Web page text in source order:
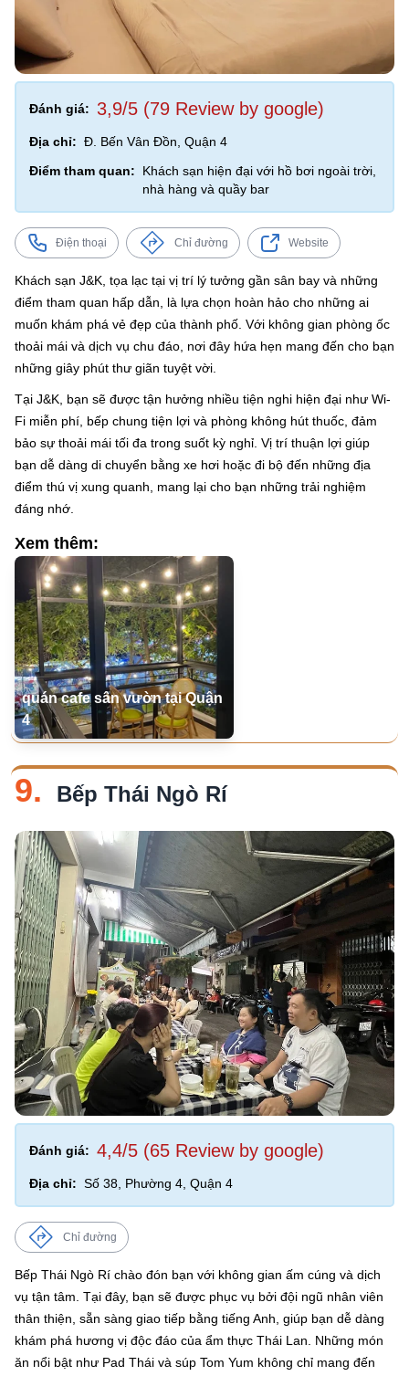
Đánh giá: 3,9/5 (79 Review by google)
Địa chỉ: Đ. Bến Vân Đồn, Quận 4
Điểm tham quan:
Khách sạn hiện đại với hồ bơi ngoài trời,
nhà hàng và quầy bar
Điện thoại Chỉ đường Website
Khách sạn J&K, tọa lạc tại vị trí lý tưởng gần sân bay và những
điểm tham quan hấp dẫn, là lựa chọn hoàn hảo cho những ai
muốn khám phá vẻ đẹp của thành phố. Với không gian phòng ốc
thoải mái và dịch vụ chu đáo, nơi đây hứa hẹn mang đến cho bạn
những giây phút thư giãn tuyệt vời.
Tại J&K, bạn sẽ được tận hưởng nhiều tiện nghi hiện đại như Wi-
Fi miễn phí, bếp chung tiện lợi và phòng không hút thuốc, đảm
bảo sự thoải mái tối đa trong suốt kỳ nghỉ. Vị trí thuận lợi giúp
bạn dễ dàng di chuyển bằng xe hơi hoặc đi bộ đến những địa
điểm thú vị xung quanh, mang lại cho bạn những trải nghiệm
đáng nhớ.
Xem thêm:
quán cafe sân vườn tại Quận
4
9. Bếp Thái Ngò Rí
Đánh giá: 4,4/5 (65 Review by google)
Địa chỉ: Số 38, Phường 4, Quận 4
Chỉ đường
Bếp Thái Ngò Rí chào đón bạn với không gian ấm cúng và dịch
vụ tận tâm. Tại đây, bạn sẽ được phục vụ bởi đội ngũ nhân viên
thân thiện, sẵn sàng giao tiếp bằng tiếng Anh, giúp bạn dễ dàng
khám phá hương vị độc đáo của ẩm thực Thái Lan. Những món
ăn nổi bật như Pad Thái và súp Tom Yum không chỉ mang đến